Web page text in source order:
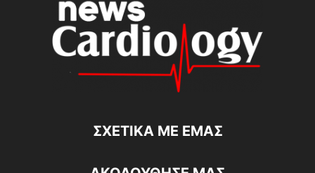
ΣΧΕΤΙΚΆ ΜΕ ΕΜΆΣ